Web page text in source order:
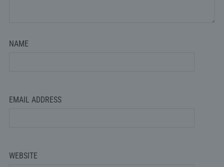
NAME
EMAIL ADDRESS
WEBSITE